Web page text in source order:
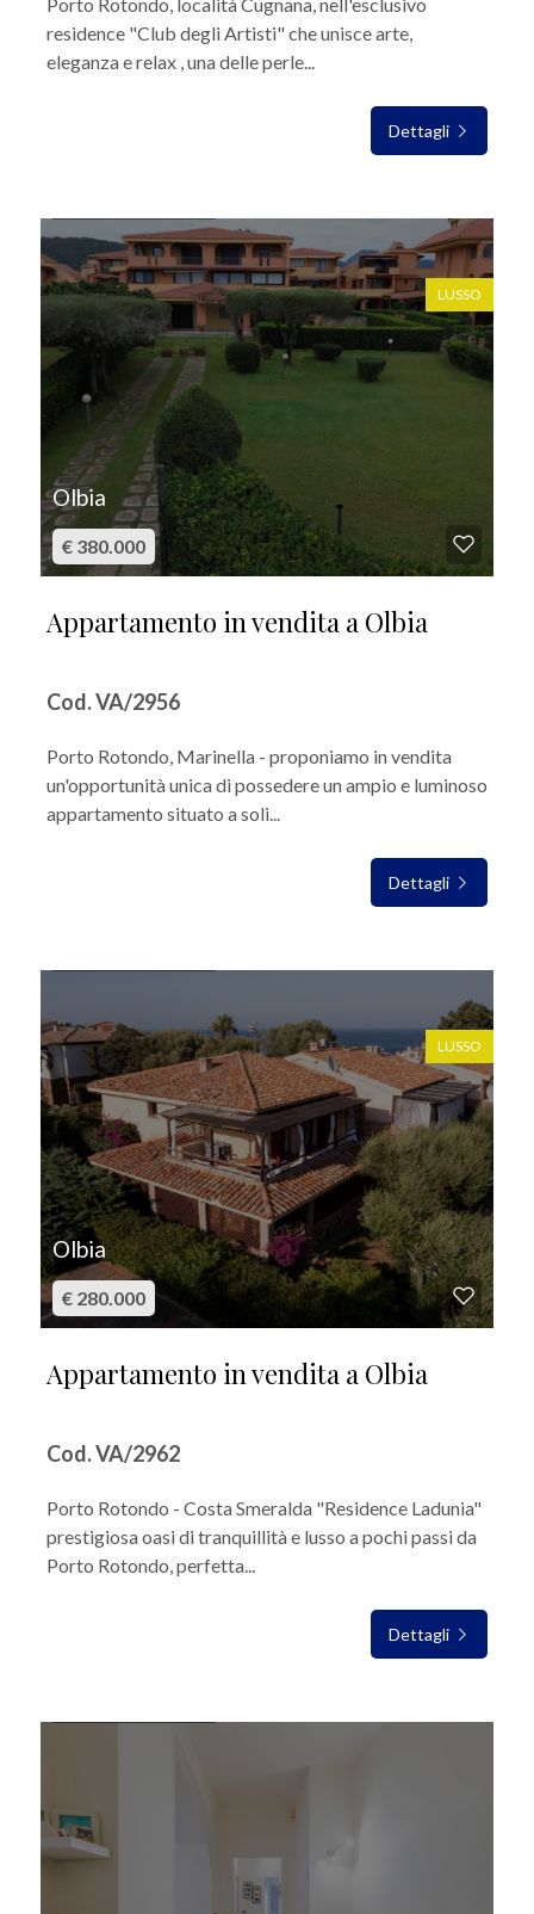
residence "Club degli Artisti" che unisce arte,
eleganza e relax , una delle perle...
Dettagli
LUSSO
Olbia
€ 380.000
Appartamento in vendita a Olbia
Cod. VA/2956
Porto Rotondo, Marinella - proponiamo in vendita
un'opportunità unica di possedere un ampio e luminoso
appartamento situato a soli...
Dettagli
LUSSO
Olbia
€ 280.000
Appartamento in vendita a Olbia
Cod. VA/2962
Porto Rotondo - Costa Smeralda "Residence Ladunia"
prestigiosa oasi di tranquillità e lusso a pochi passi da
Porto Rotondo, perfetta...
Dettagli